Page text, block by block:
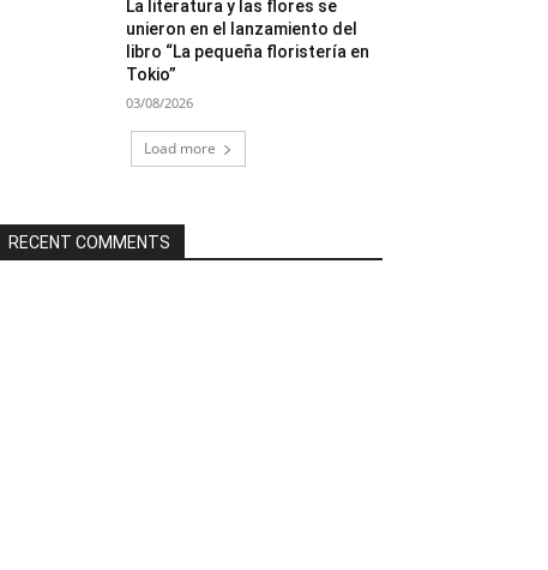
La literatura y las flores se
unieron en el lanzamiento del
libro “La pequeña floristería en
Tokio”
03/08/2026
Load more
RECENT COMMENTS